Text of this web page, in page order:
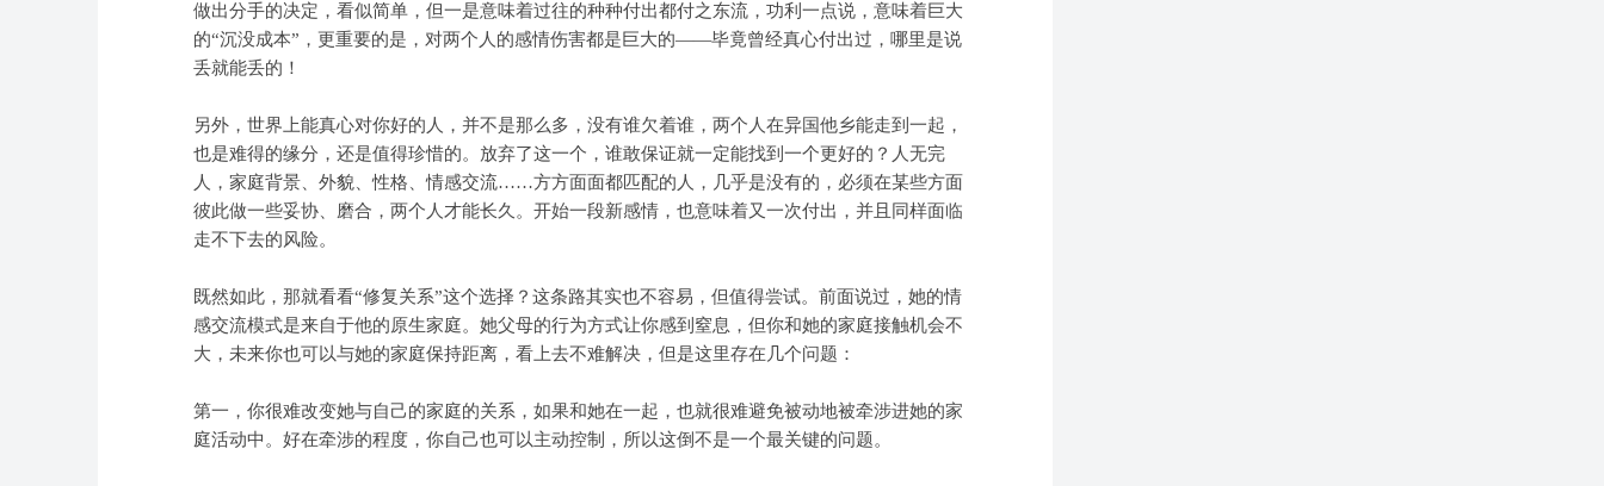
做出分手的决定，看似简单，但一是意味着过往的种种付出都付之东流，功利一点说，意味着巨大
的“沉没成本”，更重要的是，对两个人的感情伤害都是巨大的——毕竟曾经真心付出过，哪里是说
丢就能丢的！
另外，世界上能真心对你好的人，并不是那么多，没有谁欠着谁，两个人在异国他乡能走到一起，
也是难得的缘分，还是值得珍惜的。放弃了这一个，谁敢保证就一定能找到一个更好的？人无完
人，家庭背景、外貌、性格、情感交流……方方面面都匹配的人，几乎是没有的，必须在某些方面
彼此做一些妥协、磨合，两个人才能长久。开始一段新感情，也意味着又一次付出，并且同样面临
走不下去的风险。
既然如此，那就看看“修复关系”这个选择？这条路其实也不容易，但值得尝试。前面说过，她的情
感交流模式是来自于他的原生家庭。她父母的行为方式让你感到窒息，但你和她的家庭接触机会不
大，未来你也可以与她的家庭保持距离，看上去不难解决，但是这里存在几个问题：
第一，你很难改变她与自己的家庭的关系，如果和她在一起，也就很难避免被动地被牵涉进她的家
庭活动中。好在牵涉的程度，你自己也可以主动控制，所以这倒不是一个最关键的问题。